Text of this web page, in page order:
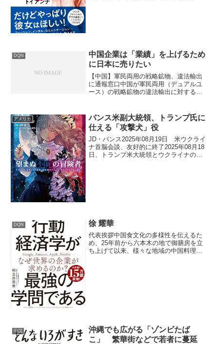
DQN
中国企業は「業績」を上げるため
に日本に売りたい
【中国】軍民両用の戦略鉱物、違法輸出
に通報窓口中国が軍民両用（デュアルユ
ース）の戦略鉱物の違法輸出に対する通
さらに滞る、または厳しく管理される恐
れがあります。特に日本は...
アメリカ
バンス米副大統領、トランプ氏に
仕える「攻撃犬」役
JD・バンス2025年08月19日 米ウクライ
ナ首脳会談、友好的に終了2025年08月18
日、トランプ米大統領とウクライナのゼ
DQN ​徐 耀華
​代表挨拶中国食文化の多様性を伝えるた
め、25年前から六本木の地で御膳房を立
ち上げて以来、様々な地域の中国料理を
中国
沖縄でも広がる「ゾンビたば
こ」 繁華街などで若者に蔓延